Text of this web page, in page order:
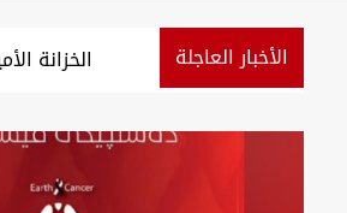
الأخبار العاجلة
توصية باكستانية لتعزيز